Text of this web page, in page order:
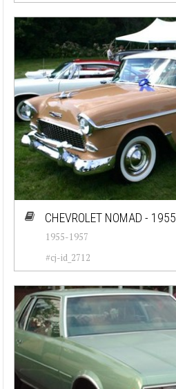
CHEVROLET NOMAD - 1955
1955-1957
#cj-id_2712